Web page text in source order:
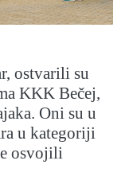
ostvarili su
KKK Bečej,
Oni su u
u kategoriji
osvojili